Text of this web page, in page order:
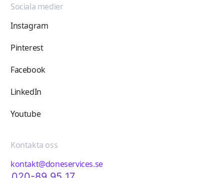
Sociala medier
Instagram
Pinterest
Facebook
LinkedIn
Youtube
Kontakta oss
kontakt@doneservices.se